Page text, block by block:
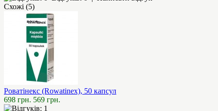
Схожі (5)
Роватінекс (Rowatinex), 50 капсул
698 грн. 569 грн.